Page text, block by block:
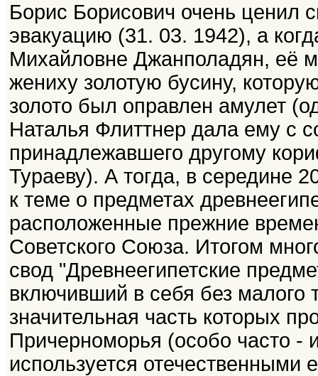
Борис Борисович очень ценил
эвакуацию (31. 03. 1942), а
Михайловне Джанполадян, её
жениху золотую бусину,
золото был оправлен амулет
Наталья Флиттнер дала ему с
принадлежавшего другому
Тураеву). А тогда, в середине
к теме о предметах
расположенные прежние
Советского Союза. Итогом
свод "Древнеегипетские
включивший в себя без малого
значительная часть которых
Причерноморья (особо часто -
используется отечественными